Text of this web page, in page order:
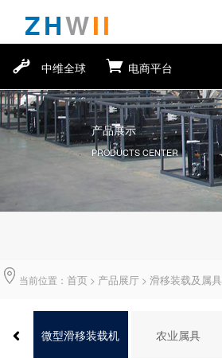
ZHWII
中维全球 电商平台
产品展示
PRODUCTS CENTER
当前位置： 首页 > 产品展厅 > 滑移装载及属具
具 微型滑移装载机 农业属具